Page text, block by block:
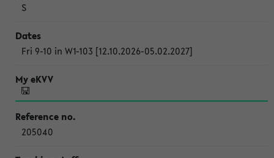
S
Fri 9-10 in W1-103 [12.10.2026-05.02.2027]
205040